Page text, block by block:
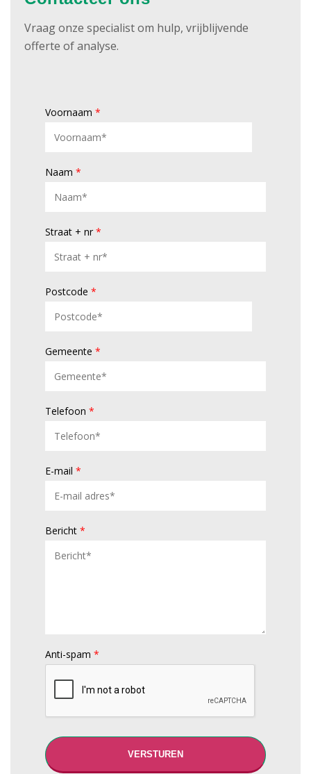
Vraag onze specialist om hulp, vrijblijvende
offerte of analyse.
Voornaam*
Naam*
Straat + nr*
Postcode*
Gemeente*
Telefoon*
E-mail*
Bericht*
Anti-spam*